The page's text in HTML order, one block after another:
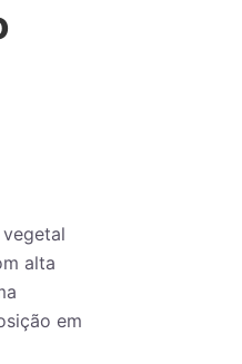
alta
em